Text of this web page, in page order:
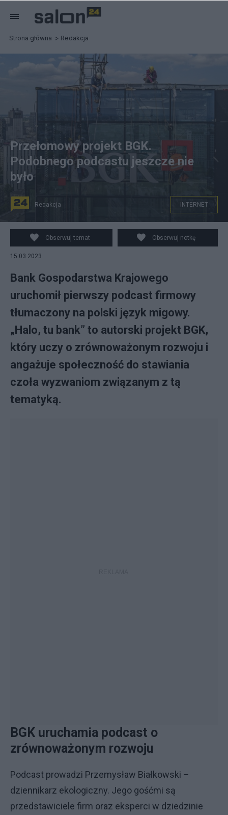
Strona główna Redakcja
źródło: BGK
Przełomowy projekt BGK.
Podobnego podcastu jeszcze nie
było
Redakcja INTERNET
Obserwuj temat Obserwuj notkę
15.03.2023
Bank Gospodarstwa Krajowego
uruchomił pierwszy podcast firmowy
tłumaczony na polski język migowy.
„Halo, tu bank” to autorski projekt BGK,
który uczy o zrównoważonym rozwoju i
angażuje społeczność do stawiania
czoła wyzwaniom związanym z tą
tematyką.
BGK uruchamia podcast o
zrównoważonym rozwoju
Podcast prowadzi Przemysław Białkowski –
dziennikarz ekologiczny. Jego gośćmi są
przedstawiciele firm oraz eksperci w dziedzinie